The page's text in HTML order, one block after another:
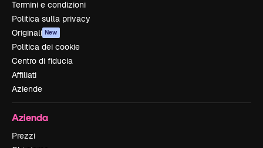
Termini e condizioni
Politica sulla privacy
Originali New
Politica dei cookie
Centro di fiducia
Affiliati
Aziende
Azienda
Prezzi